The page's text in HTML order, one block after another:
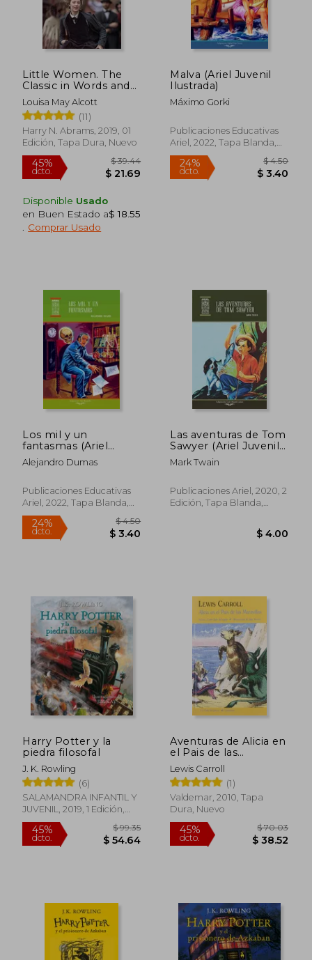
45%
dcto. $ 84.62 dcto.
Little Women. The
Classic in Words and
Pictures (en Inglés)
Louisa May Alcott
(11)
Harry N. Abrams, 2019, 01
Edición, Tapa Dura, Nuevo
45%
dcto.
Disponible Usado
en Buen Estado a$ 18.55
Comprar Usado
Malva (Ariel Juvenil
Ilustrada)
Máximo Gorki
Publicaciones Educativas
Ariel, 2022, Tapa Blanda,
Nuevo
24%
dcto.
Los mil y un
fantasmas (Ariel
Juvenil Ilustrada)
Alejandro Dumas
Publicaciones Educativas
Ariel, 2022, Tapa Blanda,
Nuevo
Las aventuras de Tom
Sawyer (Ariel Juvenil
Ilustrada)
Mark Twain
Publicaciones Ariel, 2020, 2
Edición, Tapa Blanda,
Harry Potter y la
piedra filosofal
J. K. Rowling
(6)
SALAMANDRA INFANTIL Y
JUVENIL, 2019, 1 Edición,
Tapa Blanda,
Aventuras de Alicia en
el Pais de las
Maravillas; Al Otro
Lado d el Espejo
Lewis Carroll
(1)
Valdemar, 2010, Tapa
Dura, Nuevo